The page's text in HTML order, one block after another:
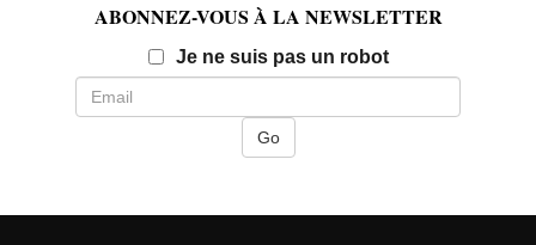
ABONNEZ-VOUS À LA NEWSLETTER
Je ne suis pas un robotEmail